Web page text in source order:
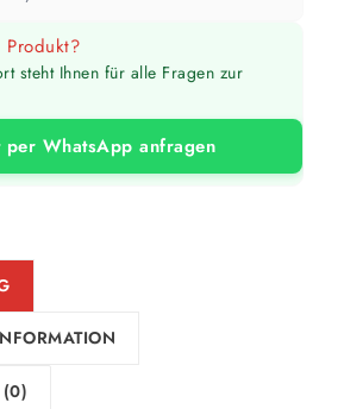
Produkt?
steht Ihnen für alle Fragen zur
per WhatsApp anfragen
(0)